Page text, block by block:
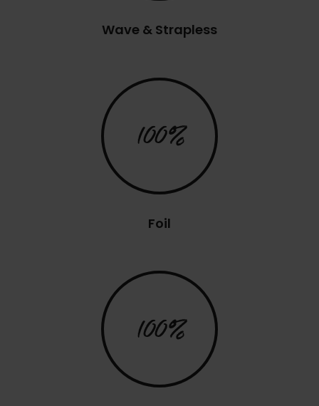
Wave & Strapless
100%
Foil
100%